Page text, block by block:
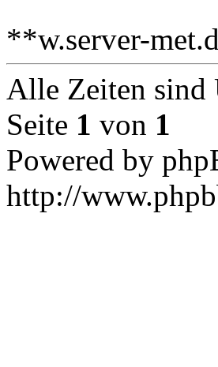
**w.server-
Alle Zeiten sind
Seite 1 von 1
Powered by
http://